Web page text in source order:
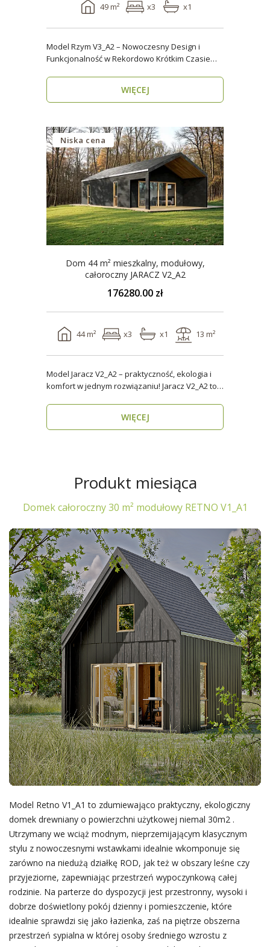
49 m² x3 x1
Model Rzym V3_A2 – Nowoczesny Design i
Funkcjonalność w Rekordowo Krótkim Czasie
WIĘCEJ
Niska cena
Dom 44 m² mieszkalny, modułowy,
całoroczny JARACZ V2_A2
176280.00 zł
44 m² x3 x1 13 m²
Model Jaracz V2_A2 – praktyczność, ekologia i
komfort w jednym rozwiązaniu! Jaracz V2_A2 to
WIĘCEJ
Produkt miesiąca
Domek całoroczny 30 m² modułowy RETNO V1_A1
Model Retno V1_A1 to zdumiewająco praktyczny, ekologiczny
domek drewniany o powierzchni użytkowej niemal 30m2 .
Utrzymany we wciąż modnym, nieprzemijającym klasycznym
stylu z nowoczesnymi wstawkami idealnie wkomponuje się
zarówno na niedużą działkę ROD, jak też w obszary leśne czy
przyjeziorne, zapewniając przestrzeń wypoczynkową całej
rodzinie. Na parterze do dyspozycji jest przestronny, wysoki i
dobrze doświetlony pokój dzienny i pomieszczenie, które
idealnie sprawdzi się jako łazienka, zaś na piętrze obszerna
przestrzeń sypialna w której osoby średniego wzrostu z